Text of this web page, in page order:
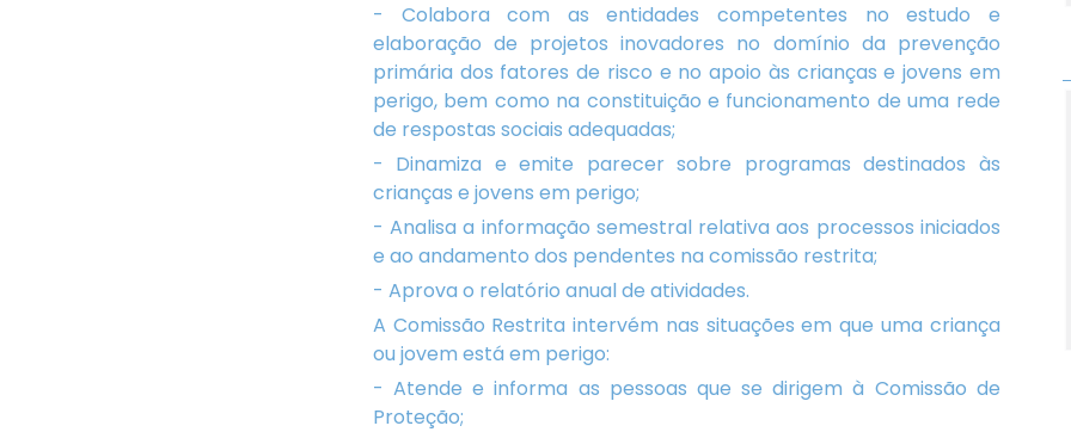
- Colabora com as entidades competentes no estudo e
elaboração de projetos inovadores no domínio da prevenção
primária dos fatores de risco e no apoio às crianças e jovens em
perigo, bem como na constituição e funcionamento de uma rede
de respostas sociais adequadas;
- Dinamiza e emite parecer sobre programas destinados às
crianças e jovens em perigo;
- Analisa a informação semestral relativa aos processos iniciados
e ao andamento dos pendentes na comissão restrita;
- Aprova o relatório anual de atividades.
A Comissão Restrita intervém nas situações em que uma criança
ou jovem está em perigo:
- Atende e informa as pessoas que se dirigem à Comissão de
Proteção;